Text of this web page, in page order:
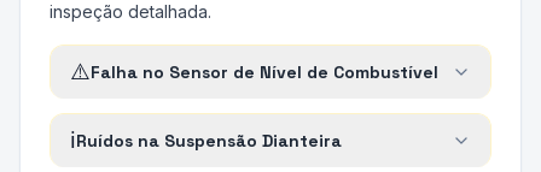
inspeção detalhada.
⚠️Falha no Sensor de Nível de Combustível
ℹ️Ruídos na Suspensão Dianteira